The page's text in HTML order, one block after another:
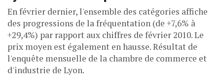
En février dernier, l'ensemble des catégories affiche
des progressions de la fréquentation (de +7,6% à
+29,4%) par rapport aux chiffres de février 2010. Le
prix moyen est également en hausse. Résultat de
l'enquête mensuelle de la chambre de commerce et
d'industrie de Lyon.